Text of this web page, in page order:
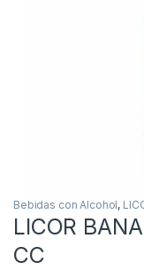
Bebidas con Alcohol,
LICOR
CC